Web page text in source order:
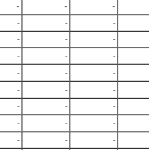
- - -
- - -
- - -
- - -
- - -
- - -
- - -
- - -
- - -